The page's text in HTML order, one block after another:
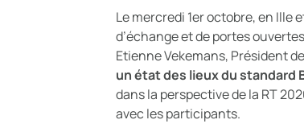
Le mercredi 1er octobre, en Ille
d’échange et de portes
Etienne Vekemans, Président
un état des lieux du standard
dans la perspective de la RT
avec les participants.